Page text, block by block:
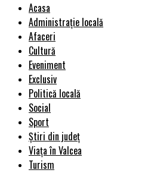
Acasa
Administrație locală
Afaceri
Cultură
Eveniment
Exclusiv
Politică locală
Social
Sport
Știri din județ
Viața în Valcea
Turism